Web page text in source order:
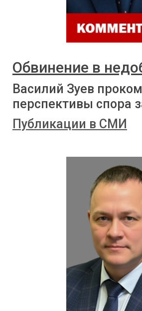
Обвинение в
Василий Зуев
перспективы спора
Публикации в СМИ